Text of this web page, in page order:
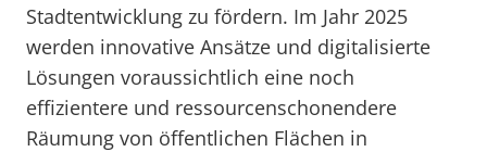
Stadtentwicklung zu fördern. Im Jahr 2025
werden innovative Ansätze und digitalisierte
Lösungen voraussichtlich eine noch
effizientere und ressourcenschonendere
Räumung von öffentlichen Flächen in